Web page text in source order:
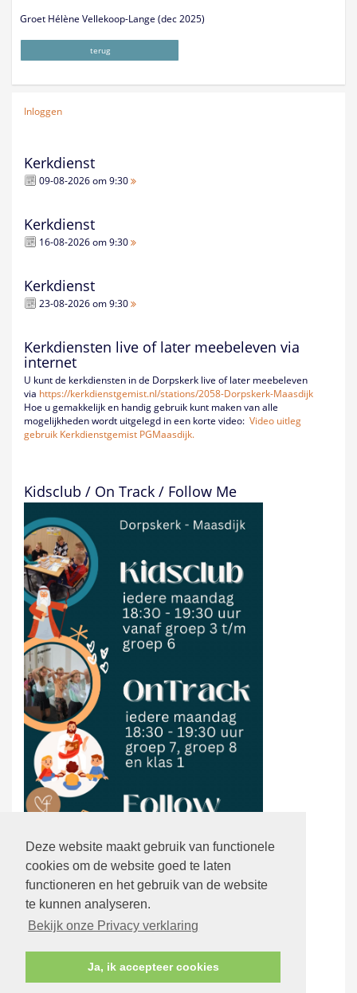
Deze website maakt gebruik van functionele
cookies om de website goed te laten
functioneren en het gebruik van de website
te kunnen analyseren.
Bekijk onze Privacy verklaring
Ja, ik accepteer cookies
Groet Hélène Vellekoop-Lange (dec 2025)
terug
Inloggen
Kerkdienst
09-08-2026 om 9:30
Kerkdienst
16-08-2026 om 9:30
Kerkdienst
23-08-2026 om 9:30
Kerkdiensten live of later meebeleven via
internet
U kunt de kerkdiensten in de Dorpskerk live of later meebeleven
via https://kerkdienstgemist.nl/stations/2058-Dorpskerk-Maasdijk
Hoe u gemakkelijk en handig gebruik kunt maken van alle
mogelijkheden wordt uitgelegd in een korte video: Video uitleg
gebruik Kerkdienstgemist PGMaasdijk.
Kidsclub / On Track / Follow Me